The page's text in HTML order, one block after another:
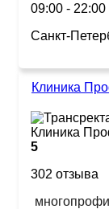
09:00 - 22:00
Санкт-
Клиника
5
302 отзыва